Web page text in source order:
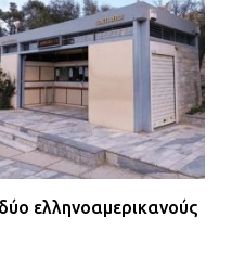
ελληνοαμερικανούς